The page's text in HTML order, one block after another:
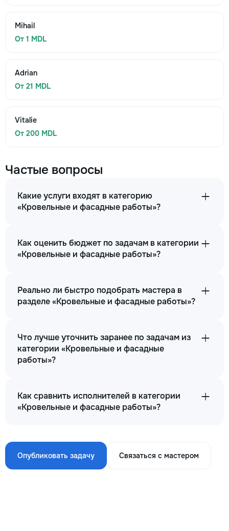
Mihail
От 1 MDL
Adrian
От 21 MDL
Vitalie
От 200 MDL
Частые вопросы
Какие услуги входят в категорию
«Кровельные и фасадные работы»?
Как оценить бюджет по задачам в категории
«Кровельные и фасадные работы»?
Реально ли быстро подобрать мастера в
разделе «Кровельные и фасадные работы»?
Что лучше уточнить заранее по задачам из
категории «Кровельные и фасадные
работы»?
Как сравнить исполнителей в категории
«Кровельные и фасадные работы»?
Опубликовать задачу Связаться с мастером